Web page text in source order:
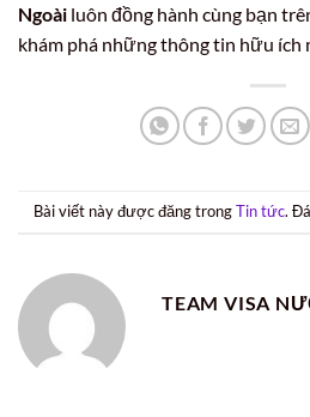
Ngoài luôn đồng hành cùng bạn
khám phá những thông tin hữu ích
Bài viết này được đăng trongTin tức.
TEAM VISA